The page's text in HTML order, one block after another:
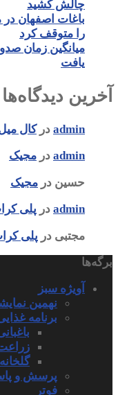
چالش کشید
باغات اصفهان
را متوقف کرد
یافت
آخرین دیدگاه‌ها
admin درکال
admin در مجیک
حسین در مجیک
admin در پلی
مجتبی در پلی
برگه‌ها
آویژه سبز
نهمین
برنامه
گلخانه
پرسش و
فوتر